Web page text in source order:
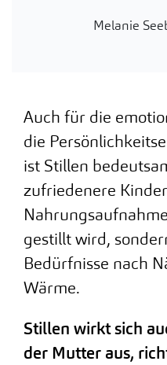
Melanie
Auch für die
die
ist Stillen
zufriedenere
gestillt wird,
Bedürfnisse nach
Wärme.
Stillen wirkt sich
der Mutter aus,